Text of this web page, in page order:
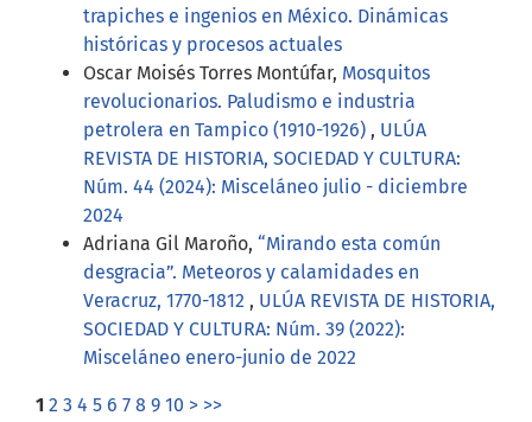
trapiches e ingenios en México. Dinámicas
históricas y procesos actuales
Oscar Moisés Torres Montúfar, Mosquitos
revolucionarios. Paludismo e industria
petrolera en Tampico (1910-1926) , ULÚA
REVISTA DE HISTORIA, SOCIEDAD Y CULTURA:
Núm. 44 (2024): Misceláneo julio - diciembre
2024
Adriana Gil Maroño, “Mirando esta común
desgracia”. Meteoros y calamidades en
Veracruz, 1770-1812 , ULÚA REVISTA DE HISTORIA,
SOCIEDAD Y CULTURA: Núm. 39 (2022):
Misceláneo enero-junio de 2022
1 2 3 4 5 6 7 8 9 10 > >>